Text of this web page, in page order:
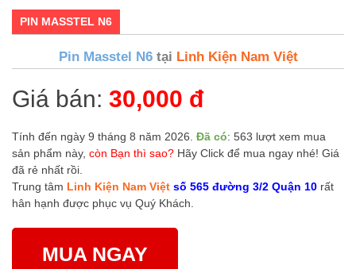
PIN MASSTEL N6
Pin Masstel N6tại Linh Kiện Nam Việt
Giá bán: 30,000 đ
Tính đến ngày 9 tháng 8 năm 2026. Đã có: 563 lượt xem mua
sản phẩm này, còn Bạn thì sao? Hãy Click để mua ngay nhé! Giá
đã rẻ nhất rồi.
Trung tâm Linh Kiện Nam Việt số 565 đường 3/2 Quận 10 rất
hân hạnh được phục vụ Quý Khách.
MUA NGAY